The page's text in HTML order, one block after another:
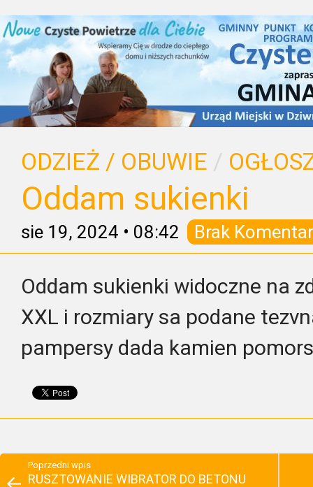
ODZIEŻ / OBUWIE /
Oddam sukienki
sie 19, 2024 • 08:42 Brak
Oddam sukienki widoczne na
XXL i rozmiary sa podane
pampersy dada kamien
Poprzedni wpis
RUSZTOWANIE WIBRATOR DO BETONU